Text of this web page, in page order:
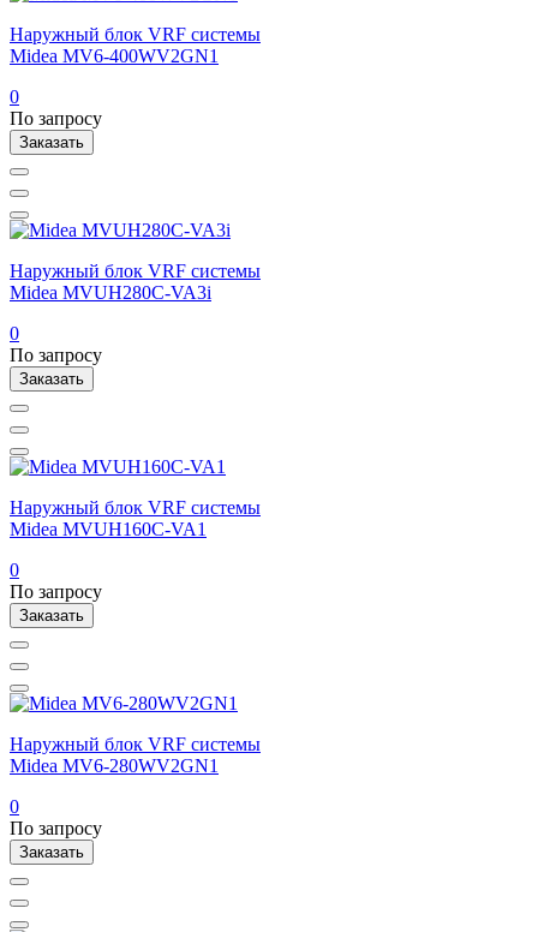
Наружный блок VRF системы
Midea MV6-400WV2GN1
0
По запросу
Заказать
Наружный блок VRF системы
Midea MVUH280C-VA3i
0
По запросу
Заказать
Наружный блок VRF системы
Midea MVUH160C-VA1
0
По запросу
Заказать
Наружный блок VRF системы
Midea MV6-280WV2GN1
0
По запросу
Заказать